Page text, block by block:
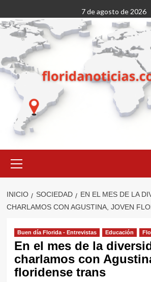
al
contenido
7 de agosto de 2026
primario
INICIO SOCIEDAD
EN EL MES DE LA
CHARLAMOS CON AGUSTINA, JOVEN
Buen día Florida - Entrevistas Educación
En el mes de la
charlamos con
floridense trans